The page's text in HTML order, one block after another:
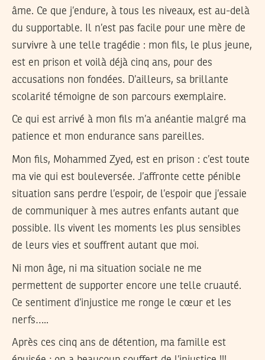
âme. Ce que j’endure, à tous les niveaux, est au-delà
du supportable. Il n’est pas facile pour une mère de
survivre à une telle tragédie : mon fils, le plus jeune,
est en prison et voilà déjà cinq ans, pour des
accusations non fondées. D’ailleurs, sa brillante
scolarité témoigne de son parcours exemplaire.
Ce qui est arrivé à mon fils m’a anéantie malgré ma
patience et mon endurance sans pareilles.
Mon fils, Mohammed Zyed, est en prison : c’est toute
ma vie qui est bouleversée. J’affronte cette pénible
situation sans perdre l’espoir, de l’espoir que j’essaie
de communiquer à mes autres enfants autant que
possible. Ils vivent les moments les plus sensibles
de leurs vies et souffrent autant que moi.
Ni mon âge, ni ma situation sociale ne me
permettent de supporter encore une telle cruauté.
Ce sentiment d’injustice me ronge le cœur et les
nerfs…..
Après ces cinq ans de détention, ma famille est